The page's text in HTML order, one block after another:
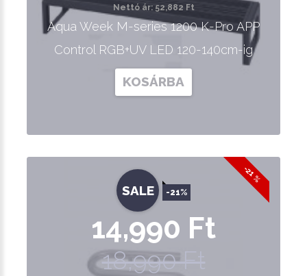
Nettó ár: 52,882 Ft
Aqua Week M-series 1200 K-Pro APP
Control RGB+UV LED 120-140cm-ig
KOSÁRBA
-21 %
SALE -21%
14,990 Ft
18,990 Ft